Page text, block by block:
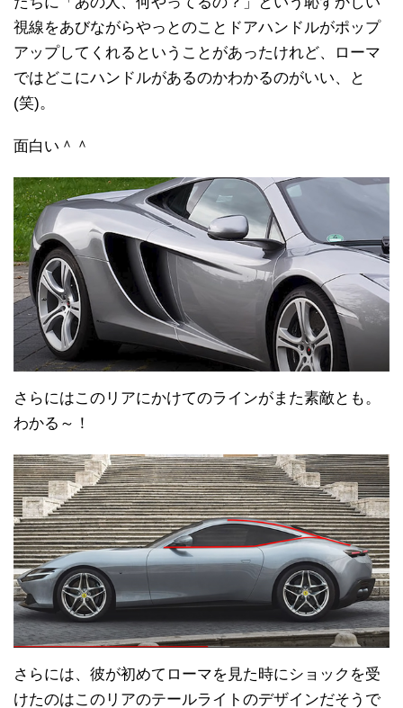
視線をあびながらやっとのことドアハンドルがポップ
アップしてくれるということがあったけれど、ローマ
ではどこにハンドルがあるのかわかるのがいい、と
(笑)。
面白い＾＾
さらにはこのリアにかけてのラインがまた素敵とも。
わかる～！
さらには、彼が初めてローマを見た時にショックを受
けたのはこのリアのテールライトのデザインだそうで